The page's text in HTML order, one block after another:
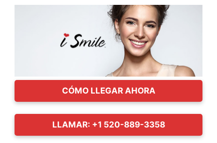
CÓMO LLEGAR AHORA
LLAMAR: +1 520-889-3358